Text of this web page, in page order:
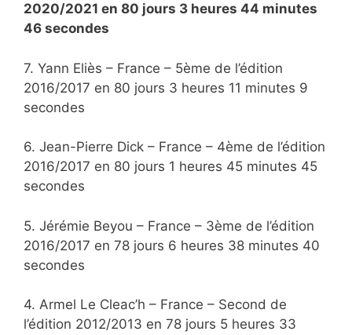
2020/2021 en 80 jours 3 heures 44 minutes
46 secondes
7. Yann Eliès – France – 5ème de l’édition
2016/2017 en 80 jours 3 heures 11 minutes 9
secondes
6. Jean-Pierre Dick – France – 4ème de l’édition
2016/2017 en 80 jours 1 heures 45 minutes 45
secondes
5. Jérémie Beyou – France – 3ème de l’édition
2016/2017 en 78 jours 6 heures 38 minutes 40
secondes
4. Armel Le Cleac’h – France – Second de
l’édition 2012/2013 en 78 jours 5 heures 33